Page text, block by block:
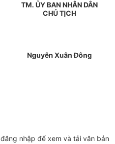
TM. ỦY BAN NHÂN DÂN
CHỦ TỊCH
Nguyễn Xuân Đông
đăng nhập để xem và tải văn bản